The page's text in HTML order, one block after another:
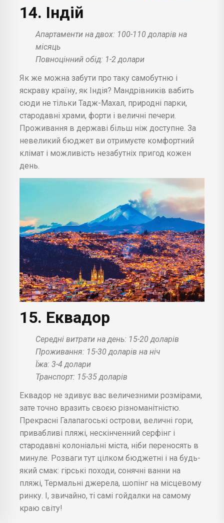
14. Індій
Апартаменти на двох: 100-110 доларів на
місяць
Повноцінний обід: 1-2 долари
Як же можна забути про таку самобутню і
яскраву країну, як Індія? Мандрівників вабить
сюди не тільки Тадж-Махал, природні парки,
стародавні храми, форти і величні печери.
Проживання в державі більш ніж доступне. За
невеликий бюджет ви отримуєте комфортний
клімат і можливість незабутніх пригод кожен
день.
15. Еквадор
Середні витрати на день: 15-20 доларів
Проживання: 15-30 доларів на ніч
Їжа: 3-4 долари
Транспорт: 15-35 доларів
Еквадор не здивує вас величезними розмірами,
зате точно вразить своєю різноманітністю.
Прекрасні Галапагоські острови, величні гори,
привабливі пляжі, нескінченний серфінг і
стародавні колоніальні міста, ніби переносять в
минуле. Розваги тут цілком бюджетні і на будь-
який смак: гірські походи, сонячні ванни на
пляжі, Термальні джерела, шопінг на місцевому
ринку. І, звичайно, ті самі гойдалки на самому
краю світу!